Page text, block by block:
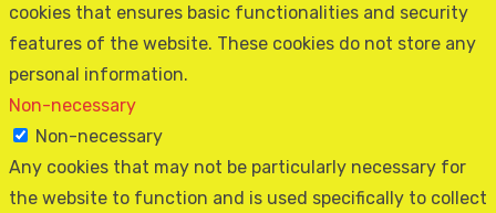
cookies that ensures basic functionalities and security
features of the website. These cookies do not store any
personal information.
Non-necessary
Non-necessary
Any cookies that may not be particularly necessary for
the website to function and is used specifically to collect